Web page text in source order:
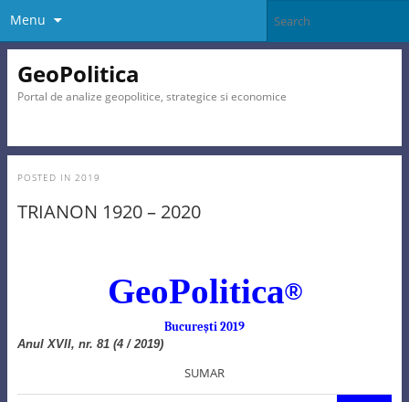
Menu
GeoPolitica
Portal de analize geopolitice, strategice si economice
POSTED IN 2019
TRIANON 1920 – 2020
GeoPolitica®
Bucureşti 2019
Anul XVII, nr. 81 (4 / 2019)
SUMAR